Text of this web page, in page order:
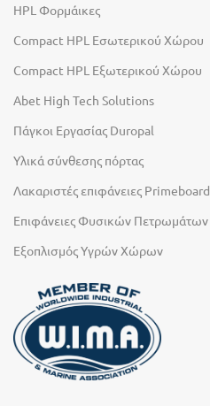
HPL Φορμάικες
Compact HPL Εσωτερικού Χώρου
Compact HPL Εξωτερικού Χώρου
Abet High Tech Solutions
Πάγκοι Εργασίας Duropal
Υλικά σύνθεσης πόρτας
Λακαριστές επιφάνειες Primeboard
Επιφάνειες Φυσικών Πετρωμάτων
Εξοπλισμός Υγρών Χώρων